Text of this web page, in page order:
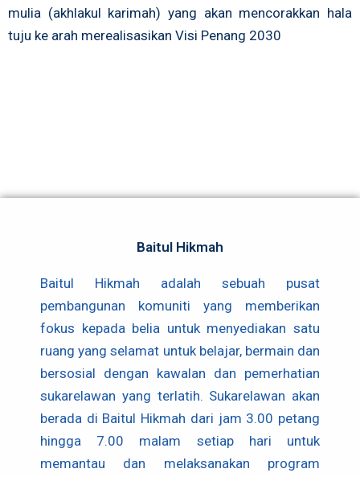
mulia (akhlakul karimah) yang akan mencorakkan hala
tuju ke arah merealisasikan Visi Penang 2030
Baitul Hikmah
Baitul Hikmah adalah sebuah pusat
pembangunan komuniti yang memberikan
fokus kepada belia untuk menyediakan satu
ruang yang selamat untuk belajar, bermain dan
bersosial dengan kawalan dan pemerhatian
sukarelawan yang terlatih. Sukarelawan akan
berada di Baitul Hikmah dari jam 3.00 petang
hingga 7.00 malam setiap hari untuk
memantau dan melaksanakan program